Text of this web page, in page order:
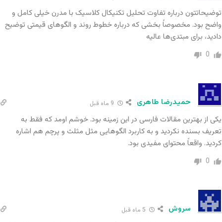
۲. کانال‌های قیمتی
اگر خط روند را رسم کرده و یک خط موازی در سمت
دیگر ترسیم کنید، کانال قیمتی شکل می‌گیرد. کانال‌ها
شکست آن‌ها می‌تواند سیگنال قدرتمندی برای ورود یا
خروج باشد.
۳. حمایت و مقاومت
سطوحی که قیمت بارها به آن واکنش نشان داده
داینامیک (متغیر مثل میانگین متحرک) باشند. در
بسیاری از استراتژی‌ها این نقاط کلید اصلی ورود و
توضیحاتتون درباره تفاوت تحلیل تکنیکال کلاسیک با مدرن خیلی کامل و
واضح بود. مخصوصاً بخشی که درباره خطوط روند و الگوهای قیمتی توضیح
دادید، برای مبتدی‌ها عالیه
0
حمیدرضا طاهری
یکی از بهترین مقالات فارسی در این زمینه بود. خوشم اومد که فقط به
تعریف بسنده نکردید و به کاربرد الگوهایی مثل مثلث و پرچم هم اشاره
کردید. واقعاً محتوای مفیدی بود.
0
سروش